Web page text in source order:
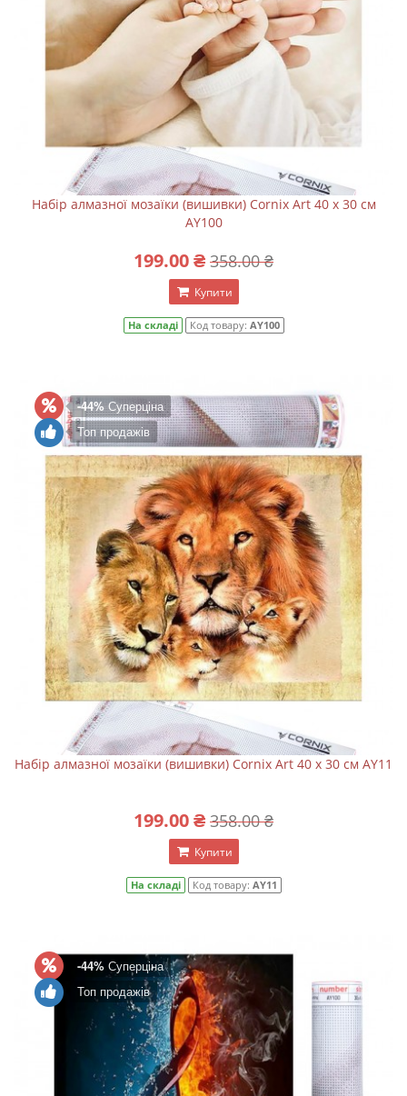
Набір алмазної мозаїки (вишивки) Cornix Art 40 x 30 см
AY100
199.00 ₴ 358.00 ₴
Купити
На складі Код товару: AY100
-44% Суперціна
Топ продажів
Набір алмазної мозаїки (вишивки) Cornix Art 40 x 30 см AY11
199.00 ₴ 358.00 ₴
Купити
На складі Код товару: AY11
-44% Суперціна
Топ продажів